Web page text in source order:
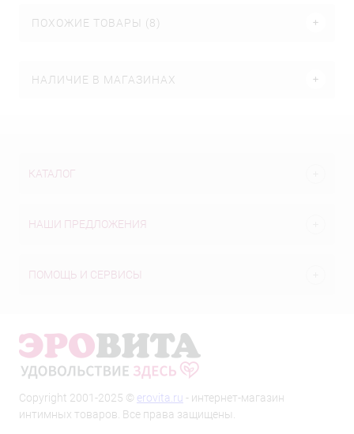
ПОХОЖИЕ ТОВАРЫ (8)
НАЛИЧИЕ В МАГАЗИНАХ
КАТАЛОГ
НАШИ ПРЕДЛОЖЕНИЯ
ПОМОЩЬ И СЕРВИСЫ
Copyright 2001-2025 © erovita.ru - интернет-магазин
интимных товаров. Все права защищены.